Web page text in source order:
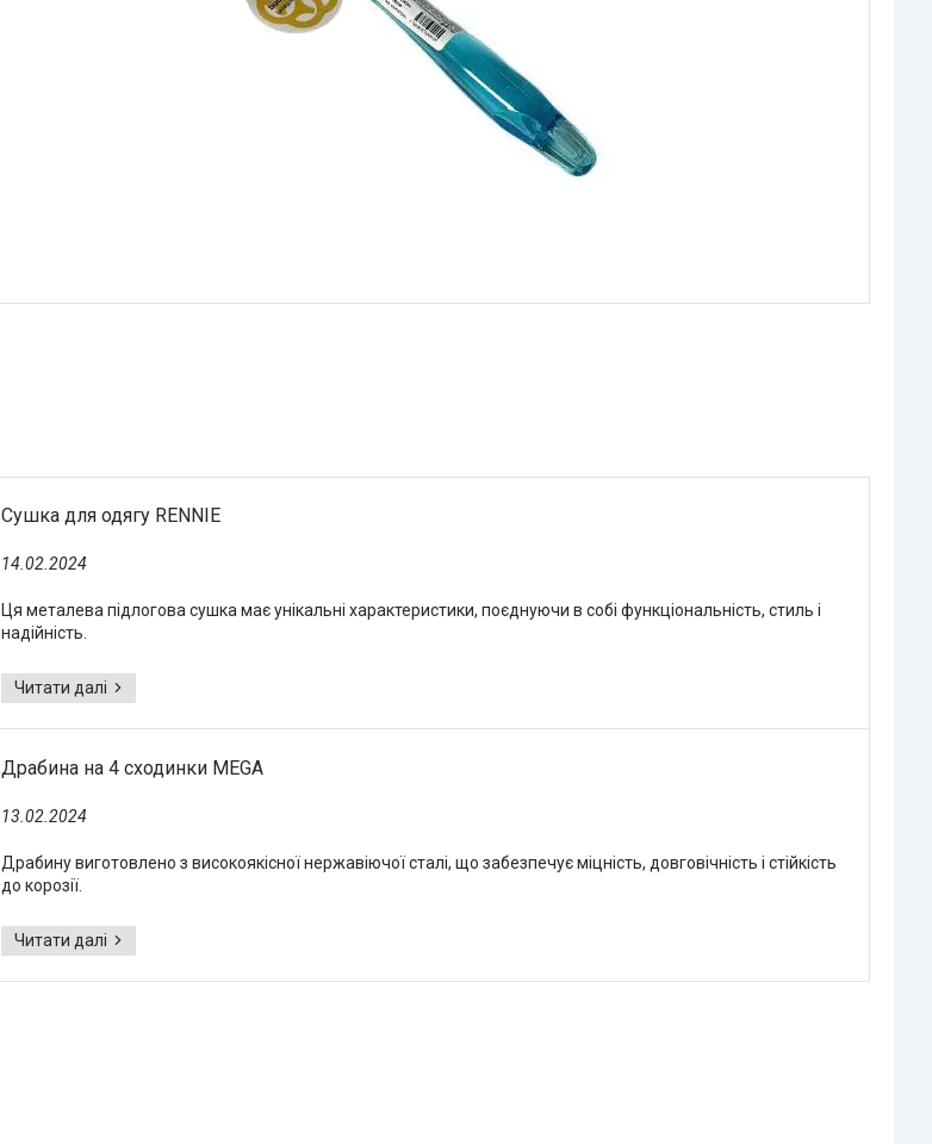
Сушка для одягу RENNIE
14.02.2024
Ця металева підлогова сушка має унікальні характеристики, поєднуючи в собі функціональність, стиль і
надійність.
Драбина на 4 сходинки MEGA
13.02.2024
Драбину виготовлено з високоякісної нержавіючої сталі, що забезпечує міцність, довговічність і стійкість
до корозії.